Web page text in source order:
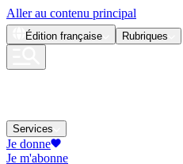
Aller au contenu principal
Édition française Rubriques
Services
Je donne
Je m'abonne